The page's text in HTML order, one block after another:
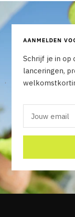
AANMELDEN
Schrijf je in op
lanceringen,
Jouw email